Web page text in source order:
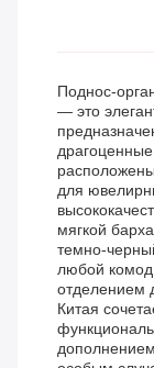
Поднос-
— это
для
мягкой
темно-
любой комод
отделением
Китая